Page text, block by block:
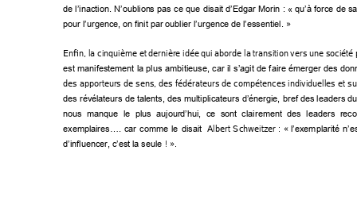
de l’inaction. N’oublions pas ce que disait d’Edgar Morin : « qu’à force de
pour l’urgence, on finit par oubl ier l’urgence de l’essentiel . »
Enfin, la cinquième et dernière idée qui aborde la transition vers une société
est manifestement la plus ambitieuse, car il s’agit de faire émerger des
des apporteurs de sens, des fédérateurs de compétences individuelles et
des révélateurs de talents, des multiplicateurs d’énergie, bref des leaders
nous manque le plus aujourd’hui, ce sont clairement des leaders
exemplaires…. car comme le disait Albert Schweitzer : « l’exemplarité
d’influencer, c’est la seule ! ».